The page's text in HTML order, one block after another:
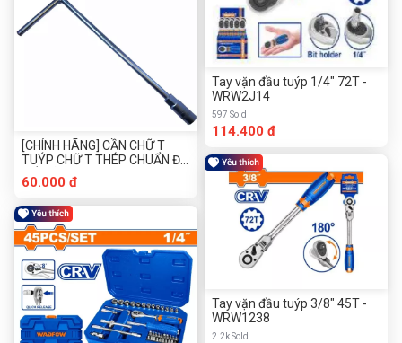
[CHÍNH HÃNG] CẦN CHỮ T
TUÝP CHỮ T THÉP CHUẨN ĐỦ
SỐ HÃNG REBEL
60.000 đ
Tay vặn đầu tuýp 1/4" 72T -
WRW2J14
597 Sold
114.400 đ
Tay vặn đầu tuýp 3/8" 45T -
WRW1238
2.2k Sold